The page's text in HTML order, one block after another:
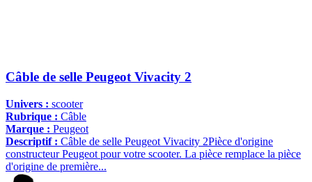
Câble de selle Peugeot Vivacity 2
Univers : scooter
Rubrique : Câble
Marque : Peugeot
Descriptif : Câble de selle Peugeot Vivacity 2Pièce d'origine
constructeur Peugeot pour votre scooter. La pièce remplace la pièce
d'origine de première...